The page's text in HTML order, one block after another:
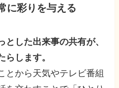
に彩りを与える
した出来事の共有が、
らします。
とから天気やテレビ番組